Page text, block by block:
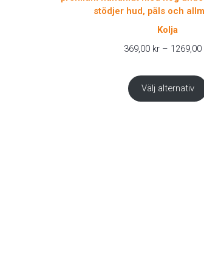
Kolja
369,00 kr – 1269,00
Välj alternativ